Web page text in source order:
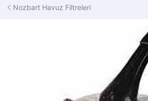
Nozbart Havuz Filtreleri